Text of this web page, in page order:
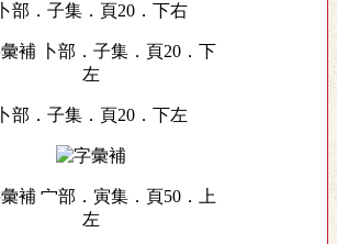
卜部．子集．頁20．下右
卜部．子集．頁20．下左